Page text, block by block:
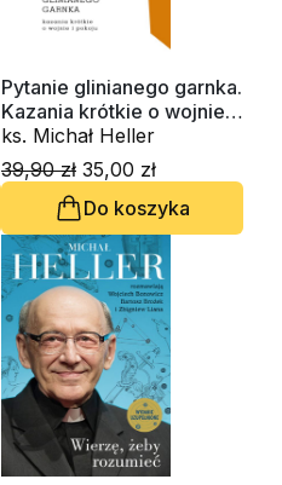
Pytanie glinianego garnka.
Kazania krótkie o wojnie i
pokoju
ks. Michał Heller
39,90 zł 35,00 zł
Do koszyka